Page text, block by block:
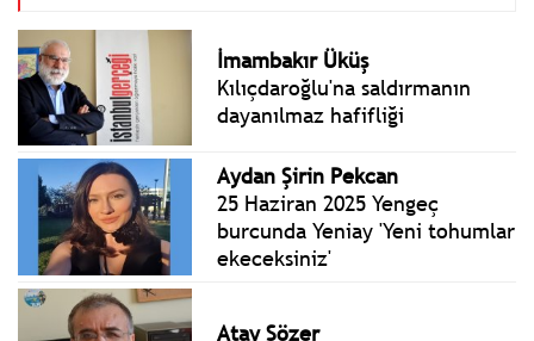
ortalamalara göre %26,28
artış gösterdi.
İmambakır Üküş
Kılıçdaroğlu'na saldırmanın
dayanılmaz hafifliği
Aydan Şirin Pekcan
25 Haziran 2025 Yengeç
burcunda Yeniay 'Yeni tohumlar
ekeceksiniz'
Atay Sözer